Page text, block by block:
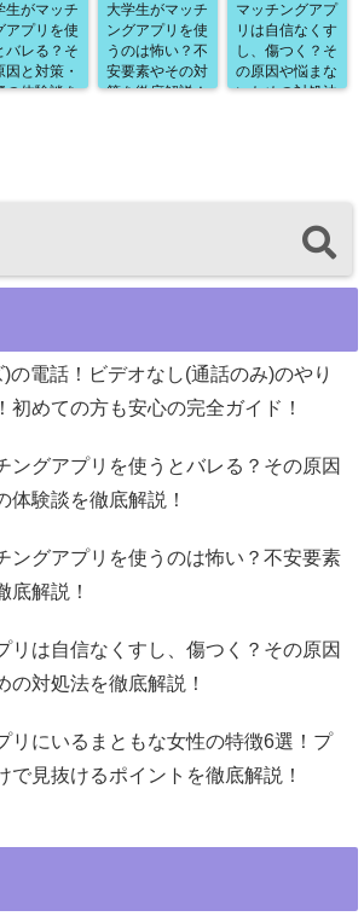
生がマッチ
アプリを使
バレる？そ
因と対策・
の体験談を
大学生がマッチ
ングアプリを使
うのは怖い？不
安要素やその対
策を徹底解説！
マッチングアプ
リは自信なくす
し、傷つく？そ
の原因や悩まな
いための対処法
の電話！ビデオなし(通話のみ)のやり
初めての方も安心の完全ガイド！
ングアプリを使うとバレる？その原因
体験談を徹底解説！
ングアプリを使うのは怖い？不安要素
底解説！
リは自信なくすし、傷つく？その原因
の対処法を徹底解説！
リにいるまともな女性の特徴6選！プ
で見抜けるポイントを徹底解説！